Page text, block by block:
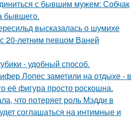
с бывшим мужем: Собчак
бывшего.
высказалась о шумихе
20-летним певцом Ваней
- удобный способ.
Лопес заметили на отдыхе - в
её фигура просто роскошна.
что потеряет роль Мэдди в
соглашаться на интимные и